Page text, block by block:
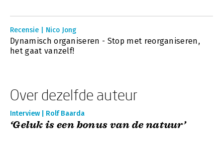
Recensie | Nico Jong
Dynamisch organiseren - Stop met reorganiseren,
het gaat vanzelf!
Over dezelfde auteur
Interview | Rolf Baarda
‘Geluk is een bonus van de natuur’